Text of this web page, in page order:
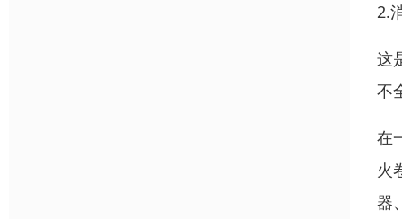
2.
这
不
在
火
器